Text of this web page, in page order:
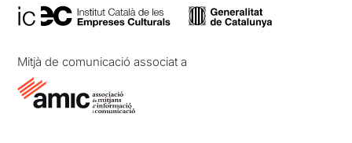
Mitjà de comunicació associat a